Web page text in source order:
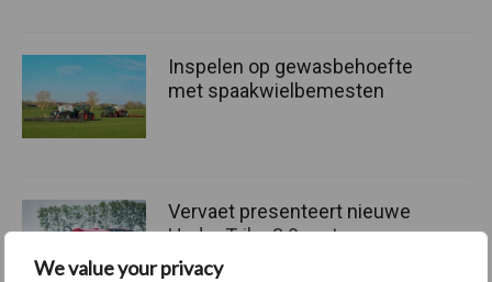
We value your privacy
Inspelen op gewasbehoefte
met spaakwielbemesten
Vervaet presenteert nieuwe
Hydro Trike 3.0 met meer
trekkracht en hefvermogen